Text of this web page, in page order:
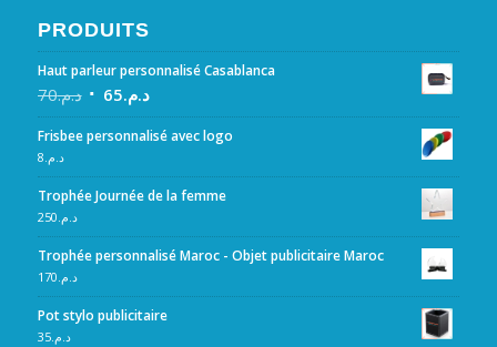
PRODUITS
Haut parleur personnalisé Casablanca
د.م.70 د.م.65
Frisbee personnalisé avec logo
د.م.8
Trophée Journée de la femme
د.م.250
Trophée personnalisé Maroc - Objet publicitaire Maroc
د.م.170
Pot stylo publicitaire
د.م.35